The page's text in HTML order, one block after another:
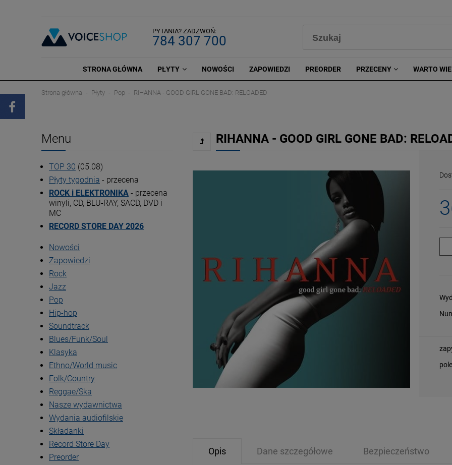
PYTANIA? ZADZWOŃ:
784 307 700
STRONA GŁÓWNA PŁYTY NOWOŚCI ZAPOWIEDZI PREORDER PRZECENY WARTO
Strona główna Płyty Pop RIHANNA - GOOD GIRL GONE BAD: RELOADED
Menu
TOP 30 (05.08)
Płyty tygodnia - przecena
ROCK i ELEKTRONIKA - przecena
winyli, CD, BLU-RAY, SACD, DVD i
MC
RECORD STORE DAY 2026
Nowości
Zapowiedzi
Rock
Jazz
Pop
Hip-hop
Soundtrack
Blues/Funk/Soul
Klasyka
Ethno/World music
Folk/Country
Reggae/Ska
Nasze wydawnictwa
Wydania audiofilskie
Składanki
Record Store Day
Preorder
RIHANNA - GOOD GIRL GONE BAD:
Opis Dane szczegółowe Bezpieczeństwo